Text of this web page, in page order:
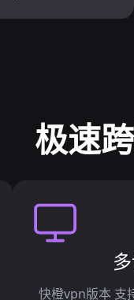
极速
快橙vpn版本 支